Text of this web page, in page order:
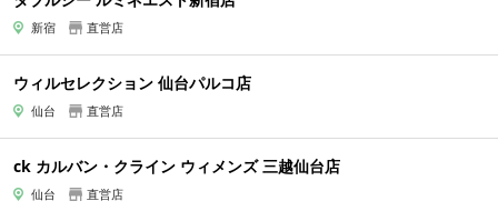
新宿 直営店
ウィルセレクション 仙台パルコ店
仙台 直営店
ck カルバン・クライン ウィメンズ 三越仙台店
仙台 直営店